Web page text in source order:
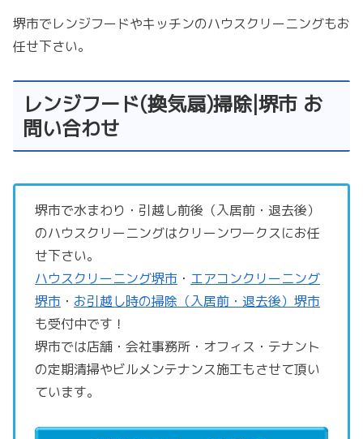
堺市でレンジフードやキッチンのハウスクリーニングもお
任せ下さい。
レンジフード(換気扇)掃除|堺市 お
問い合わせ
堺市で水まわり・引越し前後（入居前・退去後）
のハウスクリーニングはクリーンワークスにお任
せ下さい。
ハウスクリーニング堺市 ・ エアコンクリーニング
堺市 ・ お引越し時の掃除（入居前・退去後）堺市
も受付中です！
堺市では店舗・会社事務所・オフィス・テナント
の定期清掃やビルメンテナンス施工もさせて頂い
ています。